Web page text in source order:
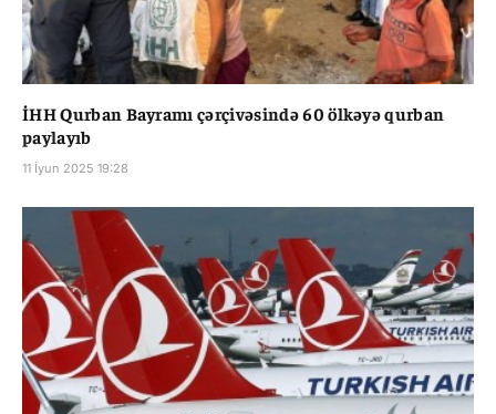
İHH Qurban Bayramı çərçivəsində 60 ölkəyə qurban
paylayıb
11 İyun 2025 19:28